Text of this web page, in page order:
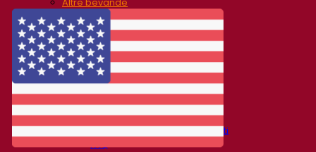
Lievito secco attivo altri
Kvas
Sorgo
Caffè
Fermentis Academy™
Fermentis Academy™
Risorse
Centro di conoscenza
Approfondimenti degli esperti
FAQ